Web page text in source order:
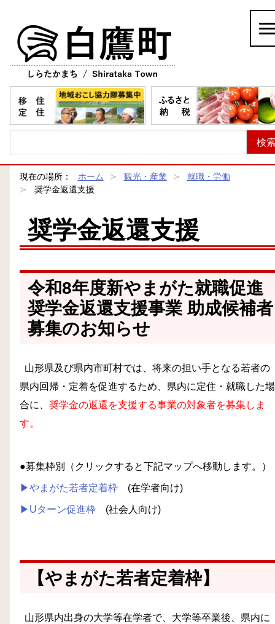
現在の場所： ホーム 観光・産業
就職・労働
奨学金返還支援
奨学金返還支援
令和8年度新やまがた就職促進
奨学金返還支援事業 助成候補者
募集のお知らせ
山形県及び県内市町村では、将来の担い手となる若者の
県内回帰・定着を促進するため、県内に定住・就職した場
合に、 奨学金の返還を支援する事業の対象者を募集しま
す。
●募集枠別（クリックすると下記マップへ移動します。）
▶やまがた若者定着枠 (在学者向け)
▶Uターン促進枠 (社会人向け)
【やまがた若者定着枠】
山形県内出身の大学等在学者で、大学等卒業後、県内に